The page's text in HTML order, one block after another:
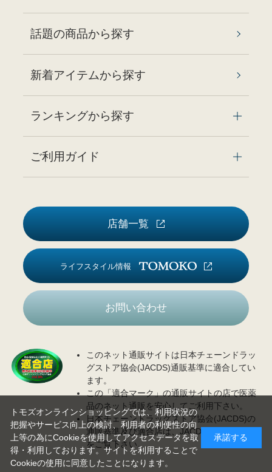
話題の商品から探す
新着アイテムから探す
ランキングから探す
ご利用ガイド
店舗一覧
ライフスタイル情報
お問い合わせ
このネット通販サイトは日本チェーンドラッ
グストア協会(JACDS)通販基準に適合してい
ます。
この「適合マーク」の通販サイトの店で医薬
品のネット通販を安心してご利用下さい。
日本チェーンドラッグストア協会(JACDS)の
通販基準及び適合店は、JACDS
ホームページ
をご覧下さい。
トモズオンラインショッピングでは、利用状況の
把握やサービス向上の検討、利用者の利便性の向
上等の為にCookieを使用してアクセスデータを取
得・利用しております。サイトを利用することで
Cookieの使用に同意したことになります。
承諾する